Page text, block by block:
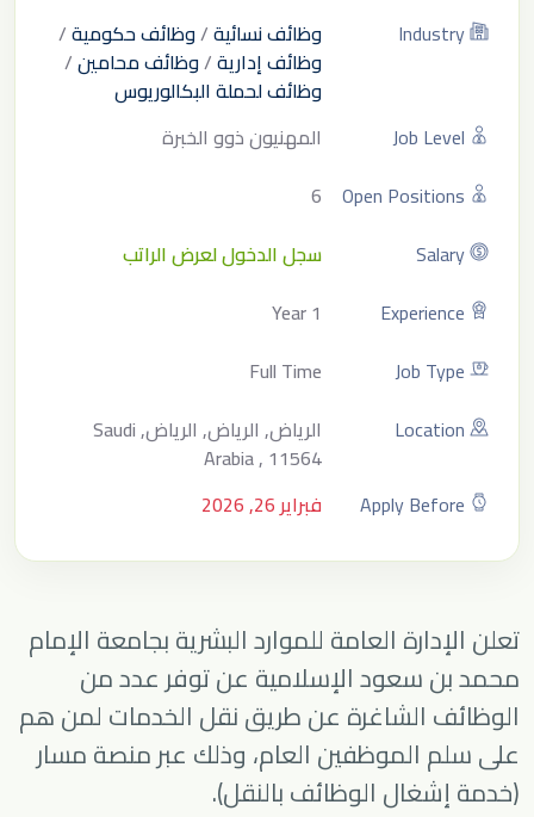
Industry وظائف نسائية/وظائف حكومية/
وظائف إدارية/وظائف محامين/
وظائف لحملة البكالوريوس
Job Level
المهنيون ذوو الخبرة
Open Positions
6
Salary
سجل الدخول لعرض الراتب
Experience
1 Year
Job Type
Full Time
Location
الرياض, الرياض, الرياض, Saudi
Arabia , 11564
Apply Before
فبراير 26, 2026
تعلن الإدارة العامة للموارد البشرية بجامعة الإمام
محمد بن سعود الإسلامية عن توفر عدد من
الوظائف الشاغرة عن طريق نقل الخدمات لمن هم
على سلم الموظفين العام، وذلك عبر منصة مسار
(خدمة إشغال الوظائف بالنقل).